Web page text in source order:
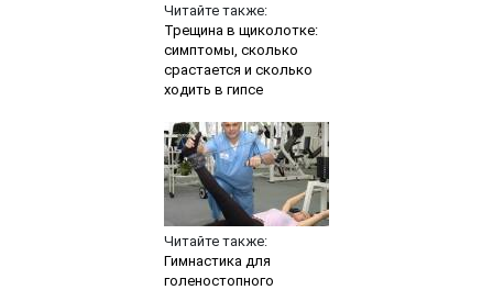
Читайте также:
Трещина в щиколотке:
симптомы, сколько
срастается и сколько
ходить в гипсе
Читайте также:
Гимнастика для
голеностопного